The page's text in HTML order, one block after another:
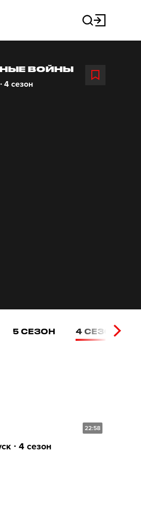
ВОЙНЫ
4 сезон
5 СЕЗОН 4 СЕЗОН
22:58
∙ 4 сезон